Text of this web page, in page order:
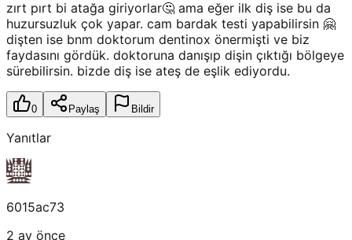
zırt pırt bi atağa giriyorlar🤔 ama eğer ilk diş ise bu da
huzursuzluk çok yapar. cam bardak testi yapabilirsin 🤗
dişten ise bnm doktorum dentinox önermişti ve biz
faydasını gördük. doktoruna danışıp dişin çıktığı bölgeye
sürebilirsin. bizde diş ise ateş de eşlik ediyordu.
0 Paylaş Bildir
Yanıtlar
6015ac73
2 ay önce